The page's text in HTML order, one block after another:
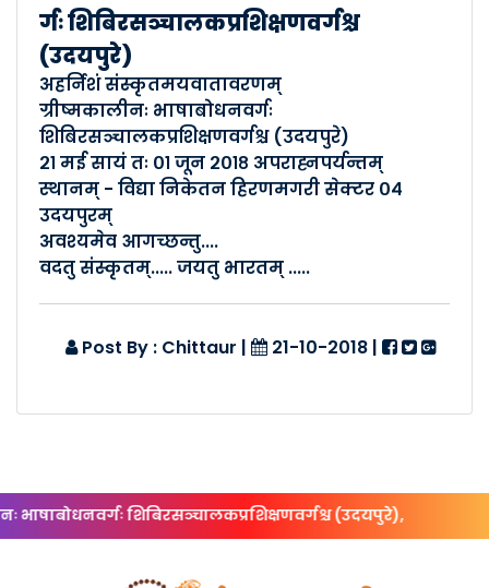
र्गः शिबिरसञ्चालकप्रशिक्षणवर्गश्च
(उदयपुरे)
अहर्निशं संस्कृतमयवातावरणम्
ग्रीष्मकालीनः भाषाबोधनवर्गः
शिबिरसञ्चालकप्रशिक्षणवर्गश्च (उदयपुरे)
२१ मई सायं तः ०१ जून २०१८ अपराह्नपर्यन्तम्
स्थानम् - विद्या निकेतन हिरणमगरी सेक्टर ०४
उदयपुरम्
अवश्यमेव आगच्छन्तु....
वदतु संस्कृतम्..... जयतु भारतम् .....
Post By : Chittaur | 21-10-2018 |
शिबिरसञ्चालकप्रशिक्षणवर्गश्च (उदयपुरे),